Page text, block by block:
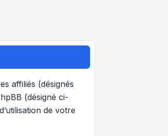
affiliés (désignés
(désigné ci-
de votre